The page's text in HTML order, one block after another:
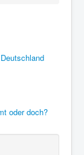
oder doch?